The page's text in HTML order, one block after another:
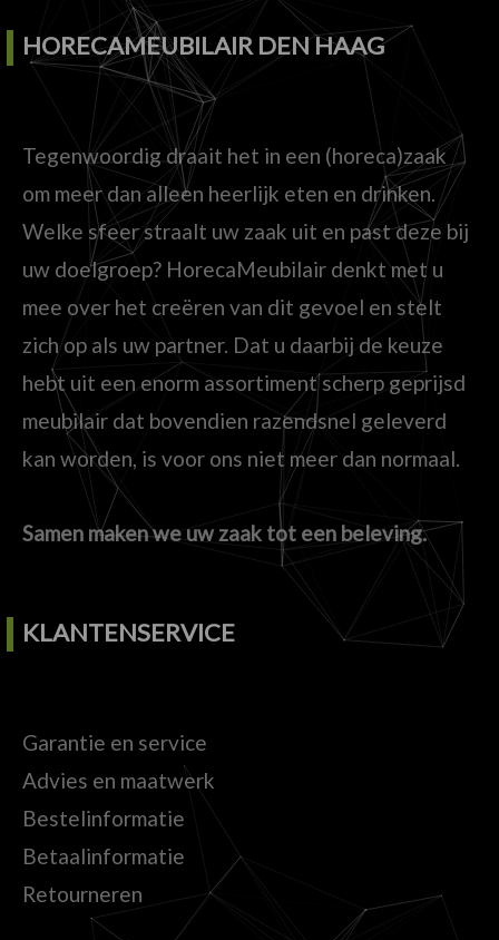
HORECAMEUBILAIR DEN HAAG
Tegenwoordig draait het in een (horeca)zaak
om meer dan alleen heerlijk eten en drinken.
Welke sfeer straalt uw zaak uit en past deze bij
uw doelgroep? HorecaMeubilair denkt met u
mee over het creëren van dit gevoel en stelt
zich op als uw partner. Dat u daarbij de keuze
hebt uit een enorm assortiment scherp geprijsd
meubilair dat bovendien razendsnel geleverd
kan worden, is voor ons niet meer dan normaal.
Samen maken we uw zaak tot een beleving.
KLANTENSERVICE
Garantie en service
Advies en maatwerk
Bestelinformatie
Betaalinformatie
Retourneren